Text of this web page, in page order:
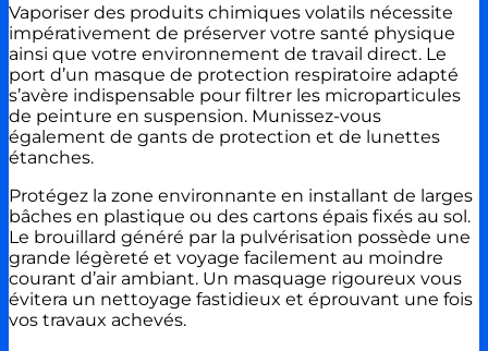
Vaporiser des produits chimiques volatils nécessite
impérativement de préserver votre santé physique
ainsi que votre environnement de travail direct. Le
port d’un masque de protection respiratoire adapté
s’avère indispensable pour filtrer les microparticules
de peinture en suspension. Munissez-vous
également de gants de protection et de lunettes
étanches.
Protégez la zone environnante en installant de larges
bâches en plastique ou des cartons épais fixés au sol.
Le brouillard généré par la pulvérisation possède une
grande légèreté et voyage facilement au moindre
courant d’air ambiant. Un masquage rigoureux vous
évitera un nettoyage fastidieux et éprouvant une fois
vos travaux achevés.